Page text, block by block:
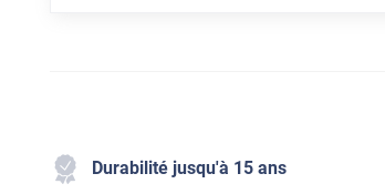
Durabilité jusqu'à 15 ans